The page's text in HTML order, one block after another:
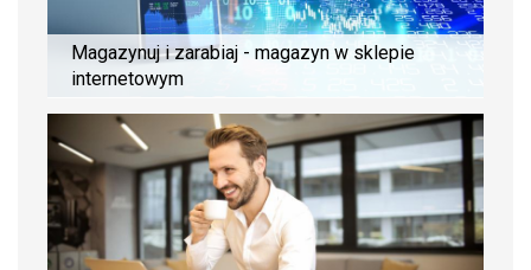
Magazynuj i zarabiaj - magazyn w sklepie
internetowym